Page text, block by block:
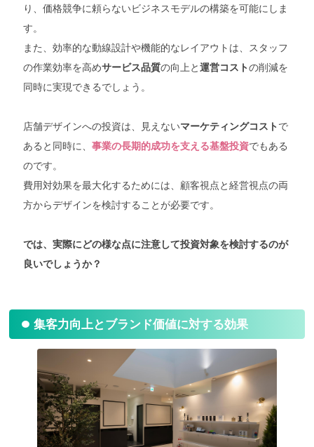
り、価格競争に頼らないビジネスモデルの構築を可能にしま
す。
また、効率的な動線設計や機能的なレイアウトは、スタッフ
の作業効率を高めサービス品質の向上と運営コストの削減を
同時に実現できるでしょう。
店舗デザインへの投資は、見えないマーケティングコストで
あると同時に、事業の長期的成功を支える基盤投資でもある
のです。
費用対効果を最大化するためには、顧客視点と経営視点の両
方からデザインを検討することが必要です。
では、実際にどの様な点に注意して投資対象を検討するのが
良いでしょうか？
集客力向上とブランド価値に対する効果